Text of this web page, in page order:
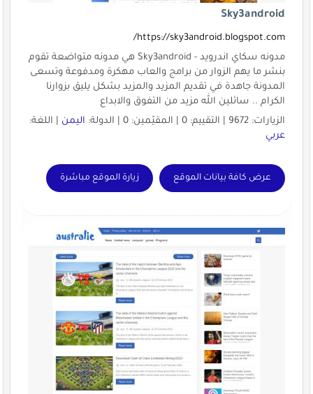
Sky3android
https://sky3android.blogspot.com/
مدونه سكاي اندرويد - Sky3android هي مدونه متواضعة تقوم
بنشر ما يهم الزوار من برامج والعاب مهكرة ومدفوعة وتسعى
المدونة جاهدة في تقديم المزيد والمزيد بشكل يليق بزوارنا
الكرام .. سائلين الله مزيد من التفوق والابداع
الزيارات: 9672 | التقييم: 0 | المقيّمين: 0 | الدولة:
اليمن| اللغة:
عربي
عرض كافة بيانات الموقع زيارة الموقع مباشرة